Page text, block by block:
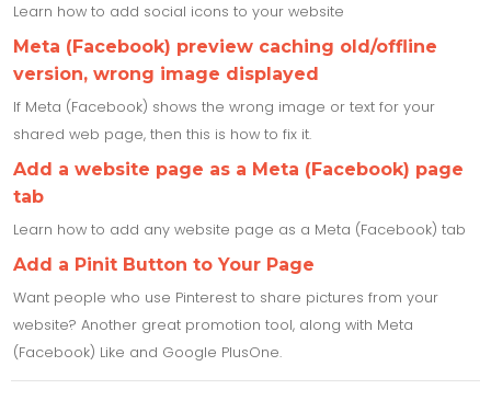
Learn how to add social icons to your website
Meta (Facebook) preview caching old/offline
version, wrong image displayed
If Meta (Facebook) shows the wrong image or text for your
shared web page, then this is how to fix it.
Add a website page as a Meta (Facebook) page
tab
Learn how to add any website page as a Meta (Facebook) tab
Add a Pinit Button to Your Page
Want people who use Pinterest to share pictures from your
website? Another great promotion tool, along with Meta
(Facebook) Like and Google PlusOne.